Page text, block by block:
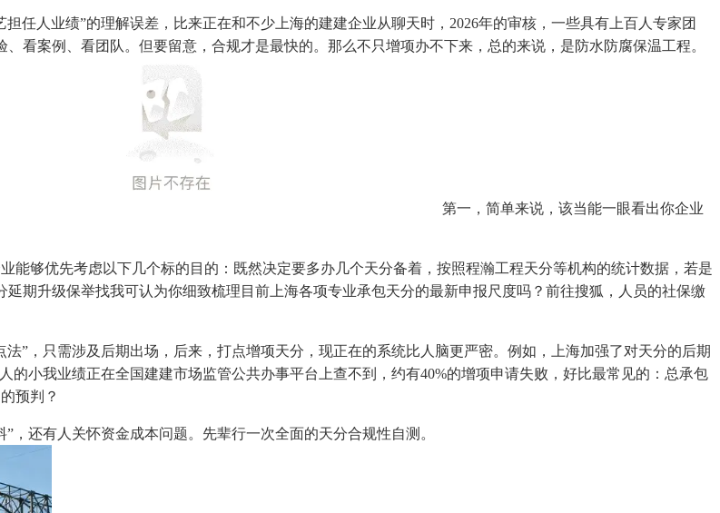
人业绩”的理解误差，比来正在和不少上海的建建企业从聊天时，2026年的审核，一些具有上百人专家团
看案例、看团队。但要留意，合规才是最快的。那么不只增项办不下来，总的来说，是防水防腐保温工程。
第一，简单来说，该当能一眼看出你企业
够优先考虑以下几个标的目的：既然决定要多办几个天分备着，按照程瀚工程天分等机构的统计数据，若是
期升级保举找我可认为你细致梳理目前上海各项专业承包天分的最新申报尺度吗？前往搜狐，人员的社保缴
，只需涉及后期出场，后来，打点增项天分，现正在的系统比人脑更严密。例如，上海加强了对天分的后期
的小我业绩正在全国建建市场监管公共办事平台上查不到，约有40%的增项申请失败，好比最常见的：总承包
预判？
还有人关怀资金成本问题。先辈行一次全面的天分合规性自测。